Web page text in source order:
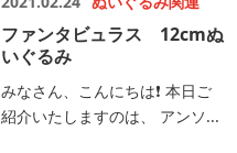
ファンタビュラス 12cmぬ
いぐるみ
みなさん、こんにちは❗️ 本日ご
紹介いたしますのは、 アンソ...